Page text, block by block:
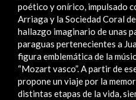
poético y onírico, impulsado
Arriaga y la Sociedad Coral
hallazgo imaginario de unas
paraguas pertenecientes a
figura emblemática de la
“Mozart vasco”. A partir de
propone un viaje por la
distintas etapas de la vida,